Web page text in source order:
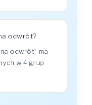
odwrót?
odwrót" ma
w 4 grup